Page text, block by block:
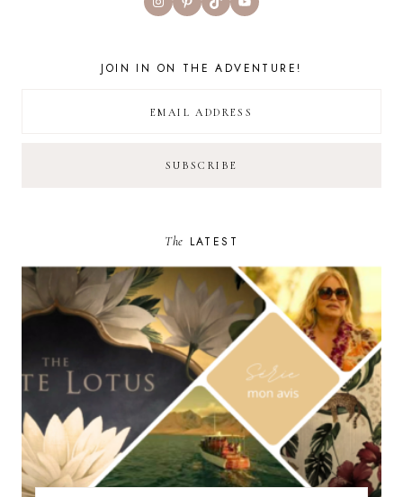
JOIN IN ON THE ADVENTURE!
The LATEST